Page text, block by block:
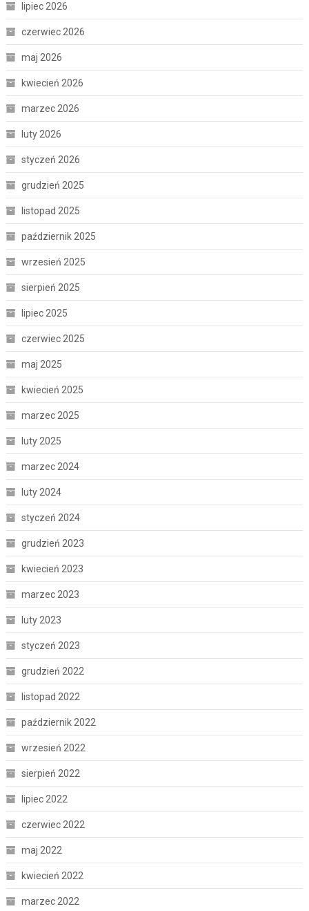
lipiec 2026
czerwiec 2026
maj 2026
kwiecień 2026
marzec 2026
luty 2026
styczeń 2026
grudzień 2025
listopad 2025
październik 2025
wrzesień 2025
sierpień 2025
lipiec 2025
czerwiec 2025
maj 2025
kwiecień 2025
marzec 2025
luty 2025
marzec 2024
luty 2024
styczeń 2024
grudzień 2023
kwiecień 2023
marzec 2023
luty 2023
styczeń 2023
grudzień 2022
listopad 2022
październik 2022
wrzesień 2022
sierpień 2022
lipiec 2022
czerwiec 2022
maj 2022
kwiecień 2022
marzec 2022